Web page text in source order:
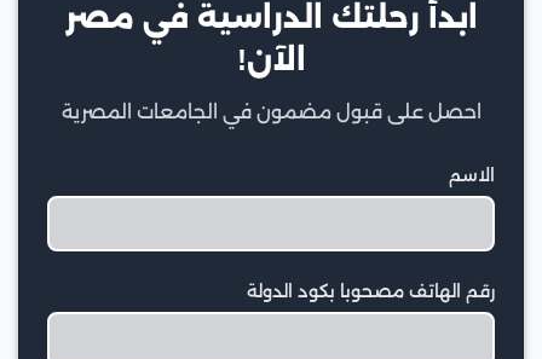
ابدأ رحلتك الدراسية في مصر
الآن!
احصل على قبول مضمون في الجامعات المصرية
الاسم
رقم الهاتف مصحوبا بكود الدولة